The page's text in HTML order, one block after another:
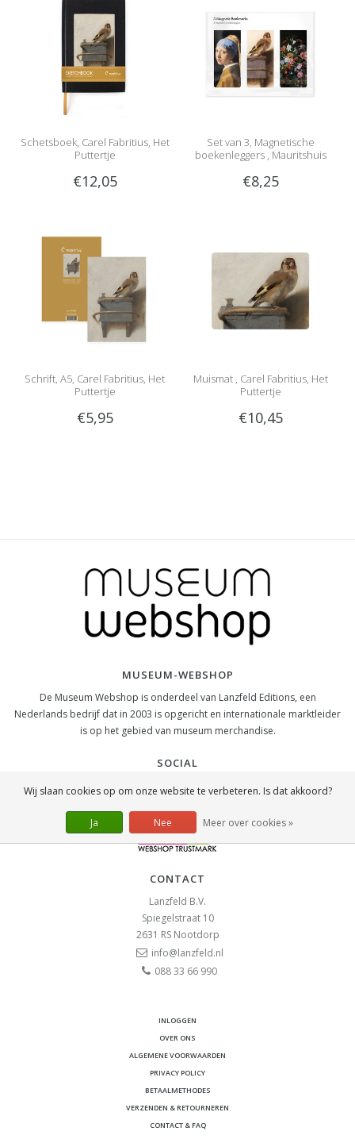
Schetsboek, Carel Fabritius, Het
Puttertje
€12,05
Set van 3, Magnetische
boekenleggers , Mauritshuis
€8,25
Schrift, A5, Carel Fabritius, Het
Puttertje
€5,95
Muismat , Carel Fabritius, Het
Puttertje
€10,45
MUSEUM-WEBSHOP
De Museum Webshop is onderdeel van Lanzfeld Editions, een
Nederlands bedrijf dat in 2003 is opgericht en internationale marktleider
is op het gebied van museum merchandise.
SOCIAL
CONTACT
Lanzfeld B.V.
Spiegelstraat 10
2631 RS Nootdorp
info@lanzfeld.nl
088 33 66 990
INLOGGEN
OVER ONS
ALGEMENE VOORWAARDEN
PRIVACY POLICY
BETAALMETHODES
VERZENDEN & RETOURNEREN
CONTACT & FAQ
Wij slaan cookies op om onze website te verbeteren. Is dat akkoord?
Ja Nee Meer over cookies »